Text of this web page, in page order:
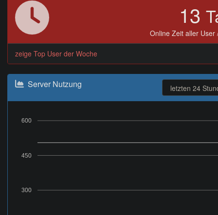
13
Online Zeit aller User
zeige Top User der Woche
Server Nutzung
300
450
600